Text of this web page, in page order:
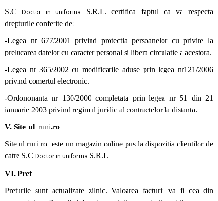
S.C Doctor in uniforma S.R.L. certifica faptul ca va respecta
drepturile conferite de:
-Legea nr 677/2001 privind protectia persoanelor cu privire la
prelucarea datelor cu caracter personal si libera circulatie a acestora.
-Legea nr 365/2002 cu modificarile aduse prin legea nr121/2006
privind comertul electronic.
-Ordononanta nr 130/2000 completata prin legea nr 51 din 21
ianuarie 2003 privind regimul juridic al contractelor la distanta.
V. Site-ul runi.ro
Site ulruni.ro este un magazin online pus la dispozitia clientilor de
catre S.C Doctor in uniforma S.R.L.
VI. Pret
Preturile sunt actualizate zilnic. Valoarea facturii va fi cea din